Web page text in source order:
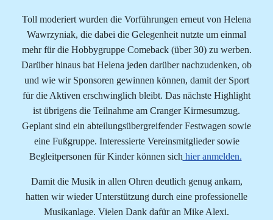
Toll moderiert wurden die Vorführungen erneut von Helena
Wawrzyniak, die dabei die Gelegenheit nutzte um einmal
mehr für die Hobbygruppe Comeback (über 30) zu werben.
Darüber hinaus bat Helena jeden darüber nachzudenken, ob
und wie wir Sponsoren gewinnen können, damit der Sport
für die Aktiven erschwinglich bleibt. Das nächste Highlight
ist übrigens die Teilnahme am Cranger Kirmesumzug.
Geplant sind ein abteilungsübergreifender Festwagen sowie
eine Fußgruppe. Interessierte Vereinsmitglieder sowie
Begleitpersonen für Kinder können sich hier anmelden.
Damit die Musik in allen Ohren deutlich genug ankam,
hatten wir wieder Unterstützung durch eine professionelle
Musikanlage. Vielen Dank dafür an Mike Alexi.